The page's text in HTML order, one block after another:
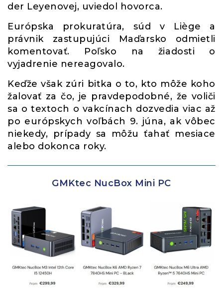
der Leyenovej, uviedol hovorca.
Európska prokuratúra, súd v Liège a
právnik zastupujúci Maďarsko odmietli
komentovať. Poľsko na žiadosti o
vyjadrenie nereagovalo.
Keďže však zúri bitka o to, kto môže koho
žalovať za čo, je pravdepodobné, že voliči
sa o textoch o vakcínach dozvedia viac až
po európskych voľbách 9. júna, ak vôbec
niekedy, prípady sa môžu ťahať mesiace
alebo dokonca roky.
GMKtec NucBox Mini PC